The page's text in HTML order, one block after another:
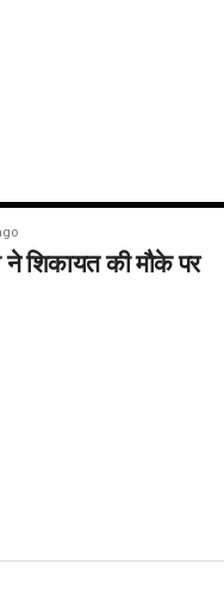
ने शिकायत की मौके पर